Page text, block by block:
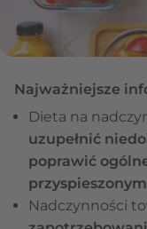
Najważniejsze
Dieta na
uzupełnić
poprawić
Nadczynności